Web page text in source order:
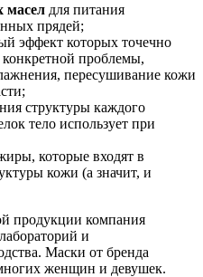
масел для питания
прядей;
эффект которых точечно
проблемы,
пересушивание кожи
структуры каждого
тело использует при
которые входят в
кожи (а значит, и
продукции компания
и
Маски от бренда
женщин и девушек.